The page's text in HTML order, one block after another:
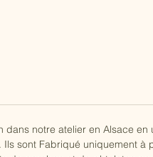
notre atelier en Alsace
sont Fabriqué uniquement